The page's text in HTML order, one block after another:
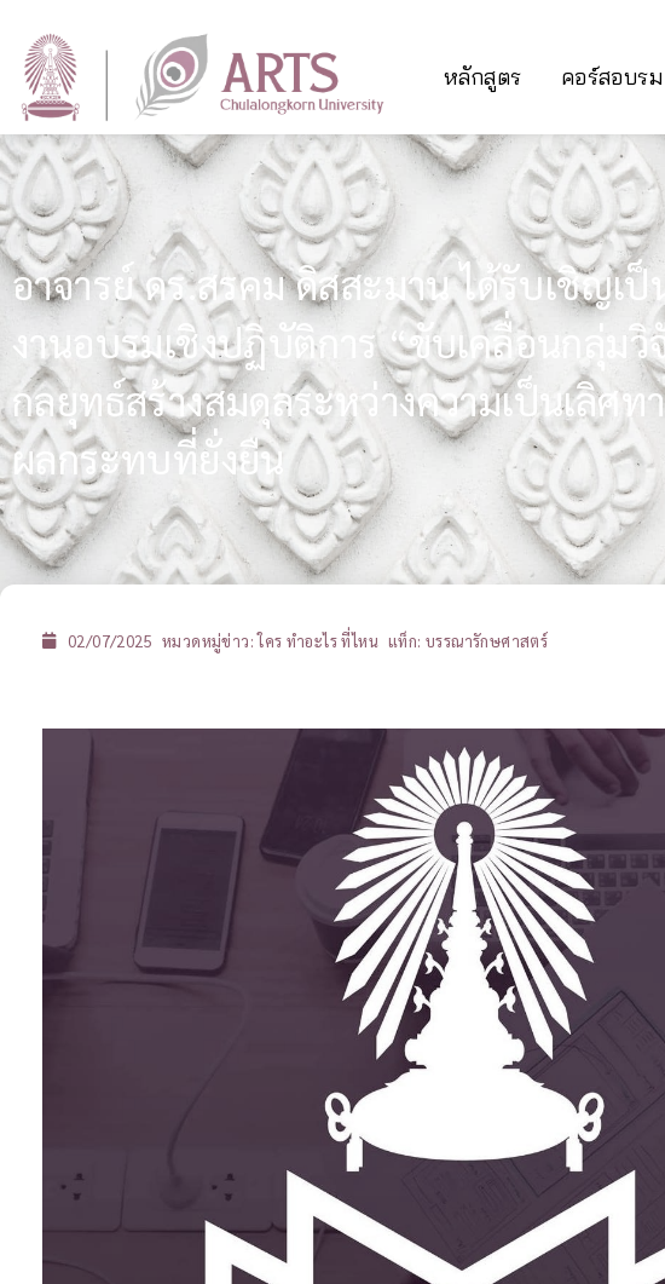
หลักสูตร คอร์สอบรม
อาจารย์ ดร.สรคม ดิสสะมาน ได้รับเชิญเ
งานอบรมเชิงปฏิบัติการ “ขับเคลื่อนกลุ่มวิ
กลยุทธ์สร้างสมดุลระหว่างความเป็นเลิศท
ผลกระทบที่ยั่งยืน
02/07/2025 หมวดหมู่ข่าว:ใคร ทำอะไร ที่ไหน แท็ก: บรรณารักษศาสตร์